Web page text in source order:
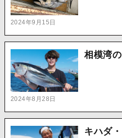
2024年9月15日
2024年8月28日
相模湾
キハダ